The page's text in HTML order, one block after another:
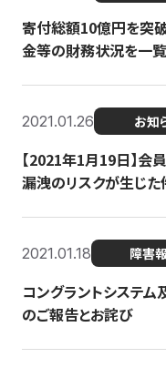
寄付総額10億円を突
金等の財務状況を一
2021.01.26 お知
【2021年1月19日】
漏洩のリスクが生じた
2021.01.18 障害
コングラントシステ
のご報告とお詫び